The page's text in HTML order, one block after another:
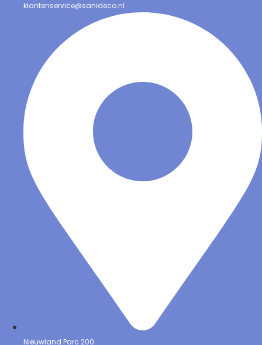
klantenservice@sanideco.nl
Nieuwland Parc 200